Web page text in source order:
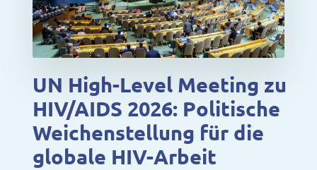
UN High-Level Meeting zu
HIV/AIDS 2026: Politische
Weichenstellung für die
globale HIV-Arbeit